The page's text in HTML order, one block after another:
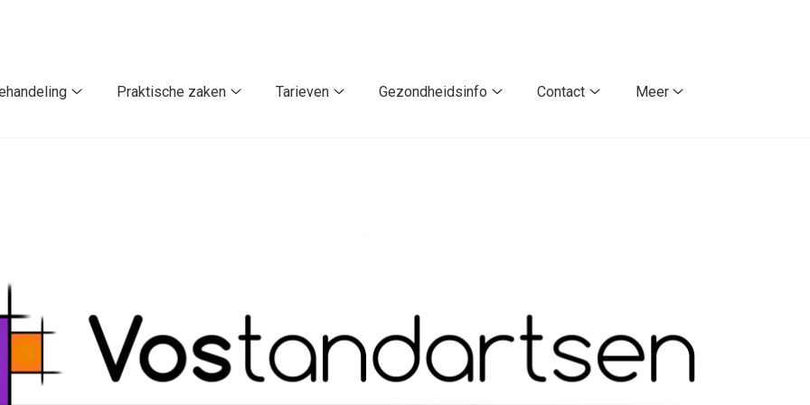
Praktische zaken
Tarieven
Gezondheidsinfo
Contact
Meer